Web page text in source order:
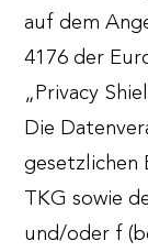
auf dem
4176 der
„Privacy
Die
gesetzlichen
TKG sowie
und/oder f